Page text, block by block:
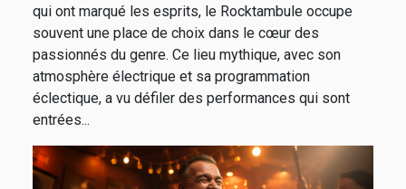
qui ont marqué les esprits, le Rocktambule occupe
souvent une place de choix dans le cœur des
passionnés du genre. Ce lieu mythique, avec son
atmosphère électrique et sa programmation
éclectique, a vu défiler des performances qui sont
entrées...